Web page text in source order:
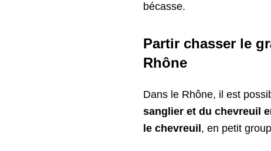
bécasse.
Partir chasser le
Rhône
Dans le Rhône, il est
sanglier et du chevreuil
le chevreuil , en petit